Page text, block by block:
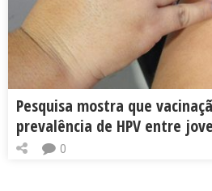
Pesquisa mostra que
prevalência de HPV entre
0